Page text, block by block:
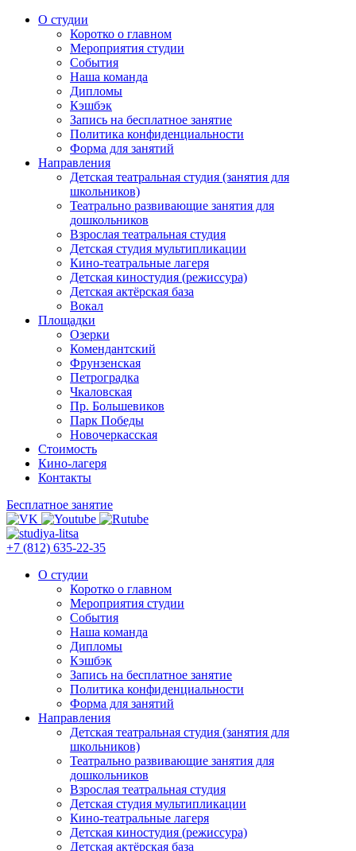
О студии
Коротко о главном
Мероприятия студии
События
Наша команда
Дипломы
Кэшбэк
Запись на бесплатное занятие
Политика конфиденциальности
Форма для занятий
Направления
Детская театральная студия (занятия для
школьников)
Театрально развивающие занятия для
дошкольников
Взрослая театральная студия
Детская студия мультипликации
Кино-театральные лагеря
Детская киностудия (режиссура)
Детская актёрская база
Вокал
Площадки
Озерки
Комендантский
Фрунзенская
Петроградка
Чкаловская
Пр. Большевиков
Парк Победы
Новочеркасская
Стоимость
Кино-лагеря
Контакты
Бесплатное занятие
+7 (812) 635-22-35
О студии
Коротко о главном
Мероприятия студии
События
Наша команда
Дипломы
Кэшбэк
Запись на бесплатное занятие
Политика конфиденциальности
Форма для занятий
Направления
Детская театральная студия (занятия для
школьников)
Театрально развивающие занятия для
дошкольников
Взрослая театральная студия
Детская студия мультипликации
Кино-театральные лагеря
Детская киностудия (режиссура)
Детская актёрская база